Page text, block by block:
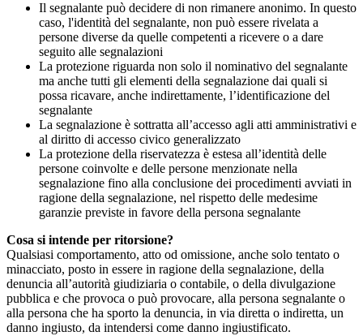
Il segnalante può decidere di non rimanere anonimo. In questo
caso, l'identità del segnalante, non può essere rivelata a
persone diverse da quelle competenti a ricevere o a dare
seguito alle segnalazioni
La protezione riguarda non solo il nominativo del segnalante
ma anche tutti gli elementi della segnalazione dai quali si
possa ricavare, anche indirettamente, l’identificazione del
segnalante
La segnalazione è sottratta all’accesso agli atti amministrativi e
al diritto di accesso civico generalizzato
La protezione della riservatezza è estesa all’identità delle
persone coinvolte e delle persone menzionate nella
segnalazione fino alla conclusione dei procedimenti avviati in
ragione della segnalazione, nel rispetto delle medesime
garanzie previste in favore della persona segnalante
Cosa si intende per ritorsione?
Qualsiasi comportamento, atto od omissione, anche solo tentato o
minacciato, posto in essere in ragione della segnalazione, della
denuncia all’autorità giudiziaria o contabile, o della divulgazione
pubblica e che provoca o può provocare, alla persona segnalante o
alla persona che ha sporto la denuncia, in via diretta o indiretta, un
danno ingiusto, da intendersi come danno ingiustificato.